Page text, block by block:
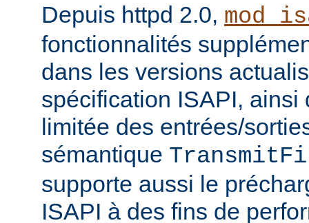
Depuis httpd 2.0,
fonctionnalités
dans les versions
spécification ISAPI, ainsi
limitée des entrées/
sémantique
supporte aussi le
ISAPI à des fins de